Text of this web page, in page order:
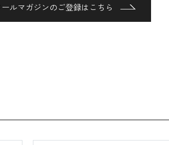
ルマガジンのご登録はこちら